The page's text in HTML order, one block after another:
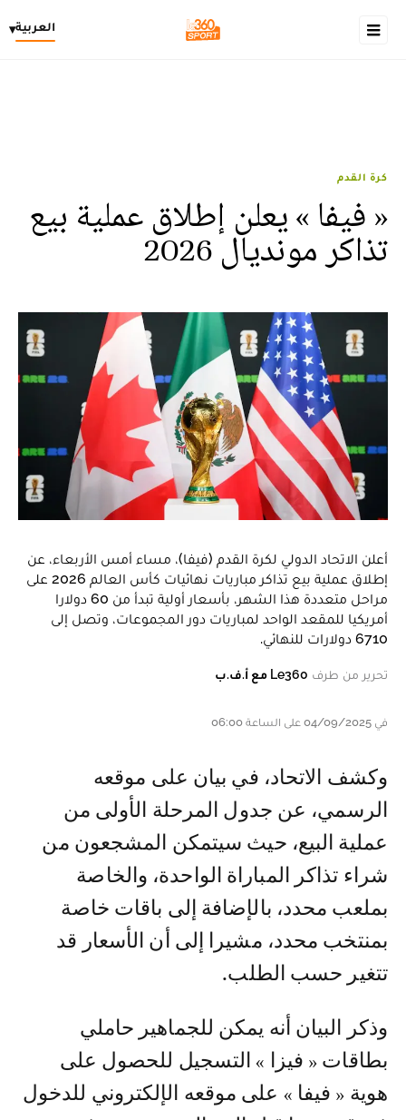
العربية▾
كرة القدم
« فيفا » يعلن إطلاق عملية بيع
تذاكر مونديال 2026
أعلن الاتحاد الدولي لكرة القدم (فيفا)، مساء أمس الأربعاء، عن
إطلاق عملية بيع تذاكر مباريات نهائيات كأس العالم 2026 على
مراحل متعددة هذا الشهر، بأسعار أولية تبدأ من 60 دولارا
أمريكيا للمقعد الواحد لمباريات دور المجموعات، وتصل إلى
6710 دولارات للنهائي.
تحرير من طرف Le360 مع أ.ف.ب
في 04/09/2025 على الساعة 06:00
وكشف الاتحاد، في بيان على موقعه
الرسمي، عن جدول المرحلة الأولى من
عملية البيع، حيث سيتمكن المشجعون من
شراء تذاكر المباراة الواحدة، والخاصة
بملعب محدد، بالإضافة إلى باقات خاصة
بمنتخب محدد، مشيرا إلى أن الأسعار قد
تتغير حسب الطلب.
وذكر البيان أنه يمكن للجماهير حاملي
بطاقات « فيزا » التسجيل للحصول على
هوية « فيفا » على موقعه الإلكتروني للدخول